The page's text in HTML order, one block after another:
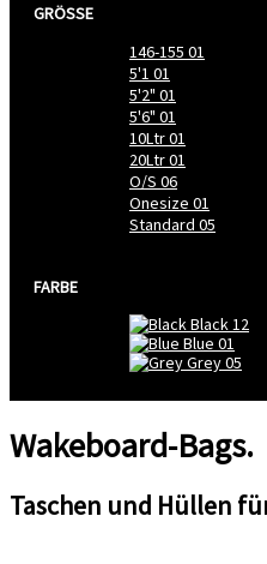
GRÖSSE
146-155 01
5'1 01
5'2" 01
5'6" 01
10Ltr01
20Ltr01
O/S 06
Onesize 01
Standard 05
FARBE
Black12
Blue 01
Grey05
Wakeboard-Bags.
Taschen und Hüllen